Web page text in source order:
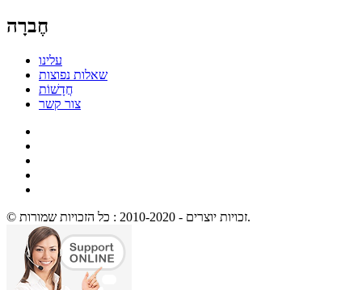
חֶברָה
עלינו
שאלות נפוצות
חֲדָשׁוֹת
צור קשר
© זכויות יוצרים - 2010-2020 : כל הזכויות שמורות.